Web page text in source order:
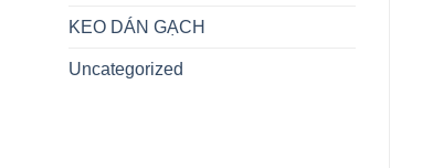
KEO DÁN GẠCH
Uncategorized